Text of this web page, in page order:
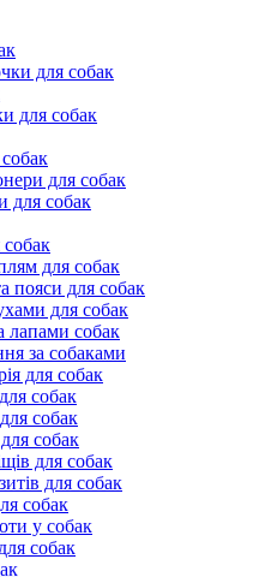
для собак
для собак
собак
для собак
для собак
собак
для собак
пояси для собак
для собак
лапами собак
за собаками
для собак
собак
собак
собак
для собак
для собак
собак
у собак
собак